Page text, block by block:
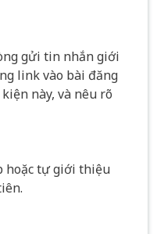
gửi tin nhắn giới
link vào bài đăng
này, và nêu rõ
hoặc tự giới thiệu